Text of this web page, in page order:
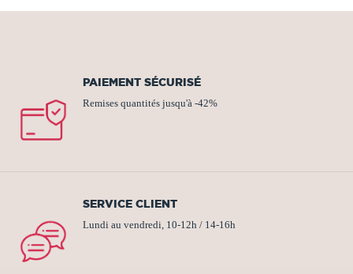
PAIEMENT SÉCURISÉ
Remises quantités jusqu'à -42%
SERVICE CLIENT
Lundi au vendredi, 10-12h / 14-16h